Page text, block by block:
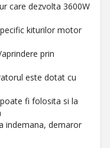
care dezvolta 3600W
kiturilor motor
prin
este dotat cu
fi folosita si la
indemana, demaror